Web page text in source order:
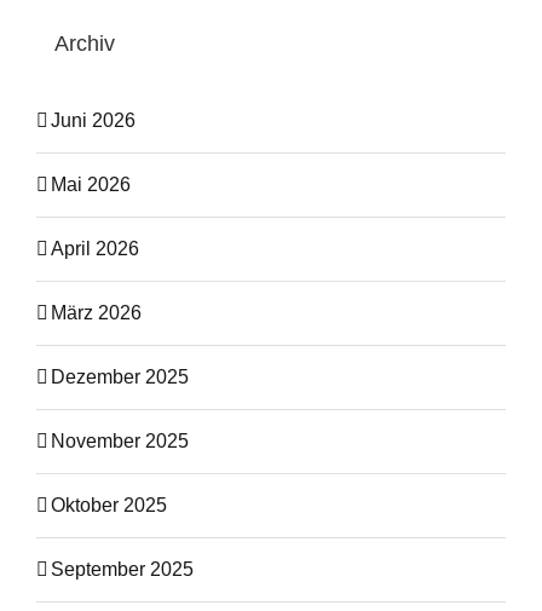
Archiv
Juni 2026
Mai 2026
April 2026
März 2026
Dezember 2025
November 2025
Oktober 2025
September 2025